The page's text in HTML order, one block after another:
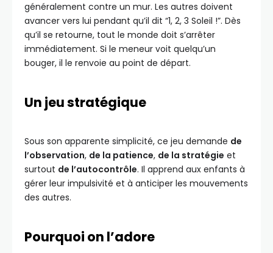
généralement contre un mur. Les autres doivent
avancer vers lui pendant qu’il dit “1, 2, 3 Soleil !”. Dès
qu’il se retourne, tout le monde doit s’arrêter
immédiatement. Si le meneur voit quelqu’un
bouger, il le renvoie au point de départ.
Un jeu stratégique
Sous son apparente simplicité, ce jeu demande de
l’observation, de la patience, de la stratégie et
surtout de l’autocontrôle. Il apprend aux enfants à
gérer leur impulsivité et à anticiper les mouvements
des autres.
Pourquoi on l’adore